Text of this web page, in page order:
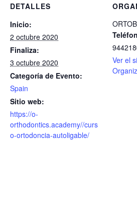
DETALLES
Inicio:
2 octubre 2020
Finaliza:
3 octubre 2020
Categoría de Evento:
Spain
Sitio web:
https://o-
orthodontics.academy//curs
o-ortodoncia-autoligable/
Ver el